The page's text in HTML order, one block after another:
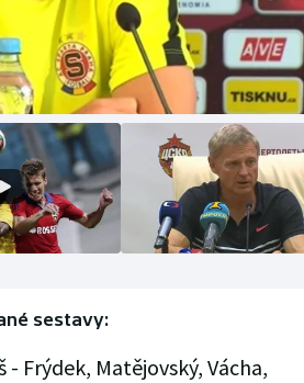
sestavy:
Frýdek, Matějovský, Vácha,